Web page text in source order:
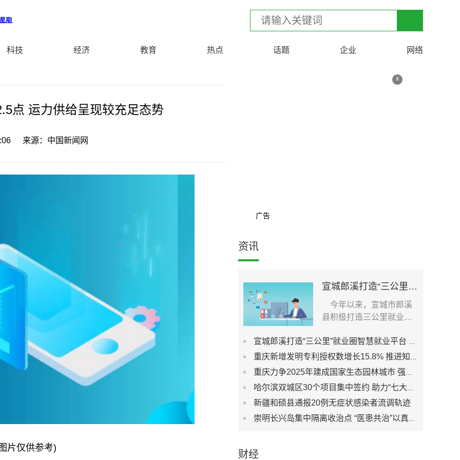
科技 经济 教育 热点 话题 企业 网络
点 运力供给呈现较充足态势
来源：中国新闻网
片仅供参考)
x
广告
资讯
宣城郎溪打造“三公里”就业圈智慧就业平台 为居民提供就业岗位
今年以来，宣城市郎溪
县积极打造三公里就业圈
宣城郎溪打造“三公里”就业圈智慧就业平台 为居民提供就业岗位
重庆新增发明专利授权数增长15.8% 推进知识产权强市建设
重庆力争2025年建成国家生态园林城市 强化城市生态宜居性
哈尔滨双城区30个项目集中签约 助力“七大都市”建设
新疆和硕县通报20例无症状感染者流调轨迹
崇明长兴岛集中隔离收治点 “医患共治”以真心换真心
财经